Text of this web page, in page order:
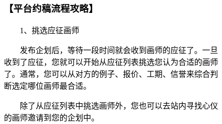
【平台约稿流程攻略】
1、挑选应征画师
发布企划后，等待一段时间就会收到画师的应征了。一旦
收到了应征，您就可以开始从应征列表挑选您认为合适的画师
了。通常，您可以从对方的例子、报价、工期、信誉来综合判
断选定哪位画师最合适。
除了从应征列表中挑选画师外，您也可以去站内寻找心仪
的画师邀请到您的企划中。